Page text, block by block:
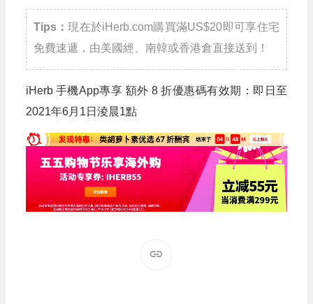
Tips：現在於iHerb.com購買滿US$20即可享住宅
免費速遞，由美國經、南韓或香港倉直接送到！
iHerb 手機App專享 額外 8 折優惠碼有效期：即日至
2021年6月1日淩晨1點